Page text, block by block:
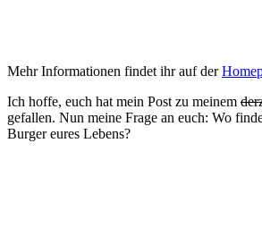
Mehr Informationen findet ihr auf der
Ich hoffe, euch hat mein Post zu meinem
gefallen. Nun meine Frage an euch: Wo
Burger eures Lebens?